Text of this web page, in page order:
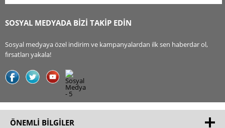
SOSYAL MEDYADA BİZİ TAKİP EDİN
Sosyal medyaya özel indirim ve kampanyalardan ilk sen haberdar ol,
fırsatları yakala!
ÖNEMLI BILGILER